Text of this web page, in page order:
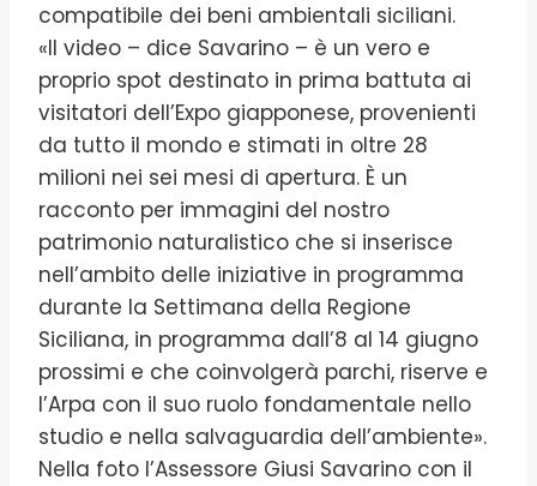
compatibile dei beni ambientali siciliani.
«Il video – dice Savarino – è un vero e
proprio spot destinato in prima battuta ai
visitatori dell’Expo giapponese, provenienti
da tutto il mondo e stimati in oltre 28
milioni nei sei mesi di apertura. È un
racconto per immagini del nostro
patrimonio naturalistico che si inserisce
nell’ambito delle iniziative in programma
durante la Settimana della Regione
Siciliana, in programma dall’8 al 14 giugno
prossimi e che coinvolgerà parchi, riserve e
l’Arpa con il suo ruolo fondamentale nello
studio e nella salvaguardia dell’ambiente».
Nella foto l’Assessore Giusi Savarino con il